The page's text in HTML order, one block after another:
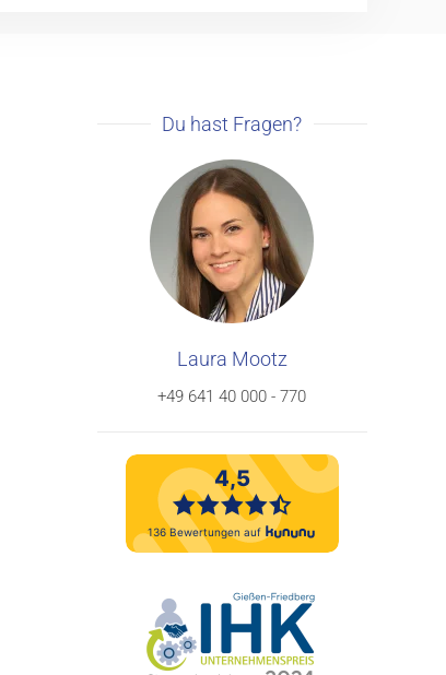
Du hast Fragen?
Laura Mootz
+49 641 40 000 - 770